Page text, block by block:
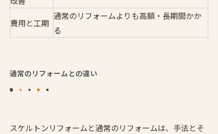
費用と工期
通常のリフォームよりも高額・長期間かか
る
通常のリフォームとの違い
スケルトンリフォームと通常のリフォームは、手法とそ